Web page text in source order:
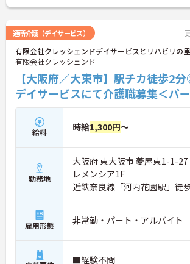
に詳細をお話しいたしますのでお気軽にご相談
通所介護（デイサービス）
有限会社クレッシェンドデイサービスとリハビリの
有限会社クレッシェンド
【大阪府／大東市】駅チカ徒歩2
デイサービスにて介護職募集＜パ
給料 時給1,300円～
勤務地
大阪府 東大阪市 菱屋東1-1-27
レメンシア1F
近鉄奈良線「河内花園駅」徒
雇用形態 非常勤・パート・アルバイト
■経験不問